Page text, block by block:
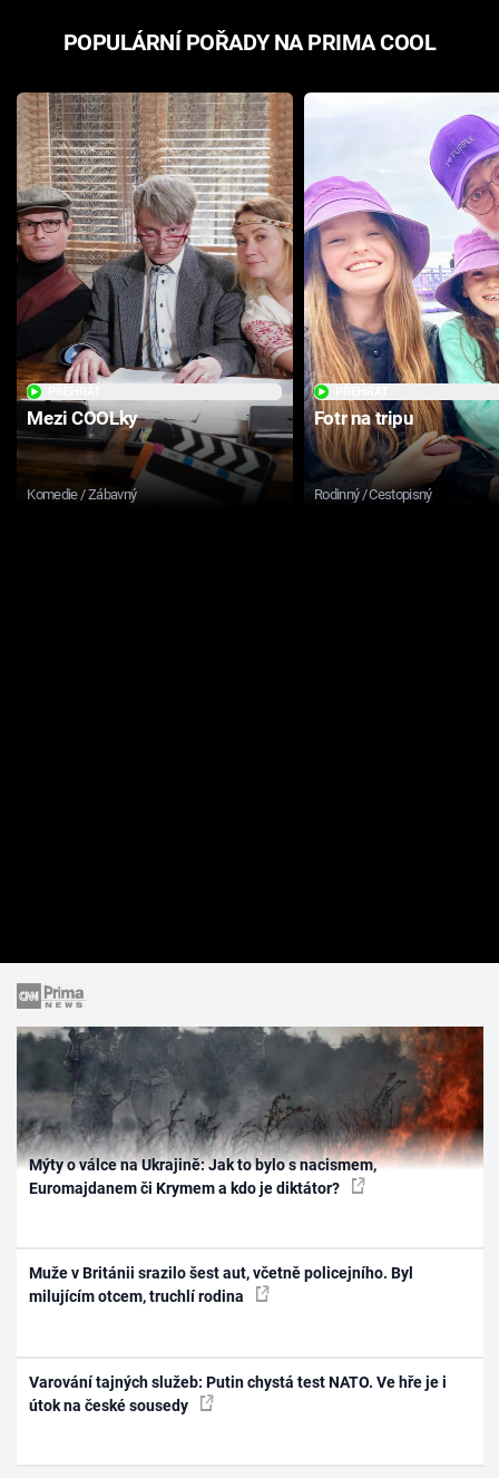
POPULÁRNÍ POŘADY NA PRIMA COOL
Mezi COOLky
Komedie / Zábavný
Fotr na tripu
Rodinný / Cestopisný
Mýty o válce na Ukrajině: Jak to bylo s nacismem,
Euromajdanem či Krymem a kdo je diktátor?
Muže v Británii srazilo šest aut, včetně policejního. Byl
milujícím otcem, truchlí rodina
Varování tajných služeb: Putin chystá test NATO. Ve hře je i
útok na české sousedy